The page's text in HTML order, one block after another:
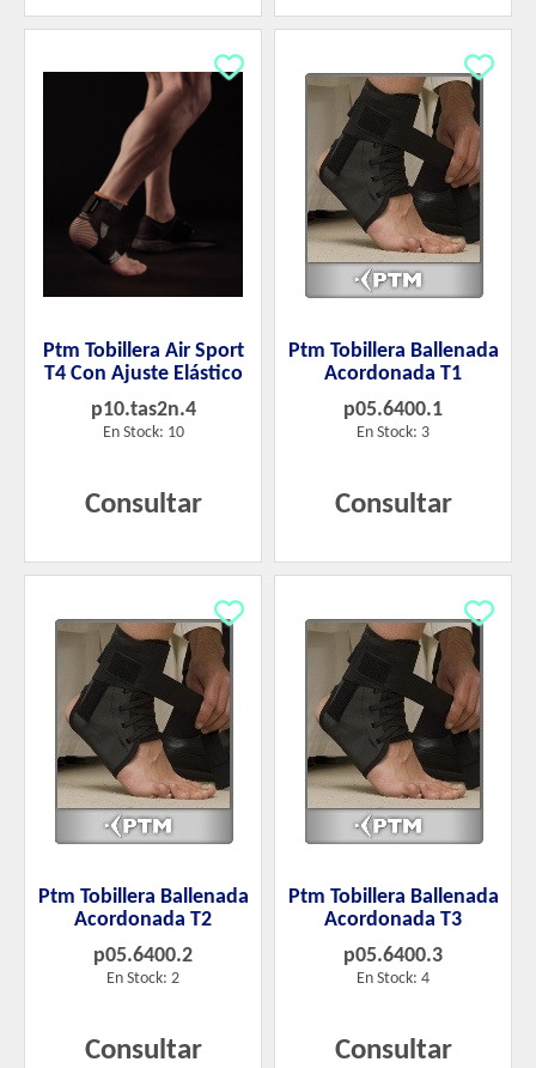
Ptm Tobillera Air Sport
T4 Con Ajuste Elástico
p10.tas2n.4
En Stock: 10
Consultar
Ptm Tobillera Ballenada
Acordonada T1
p05.6400.1
En Stock: 3
Consultar
Ptm Tobillera Ballenada
Acordonada T2
p05.6400.2
En Stock: 2
Consultar
Ptm Tobillera Ballenada
Acordonada T3
p05.6400.3
En Stock: 4
Consultar